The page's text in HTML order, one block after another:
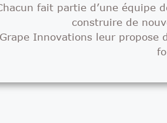
fait partie d’une
construire de
Innovations leur